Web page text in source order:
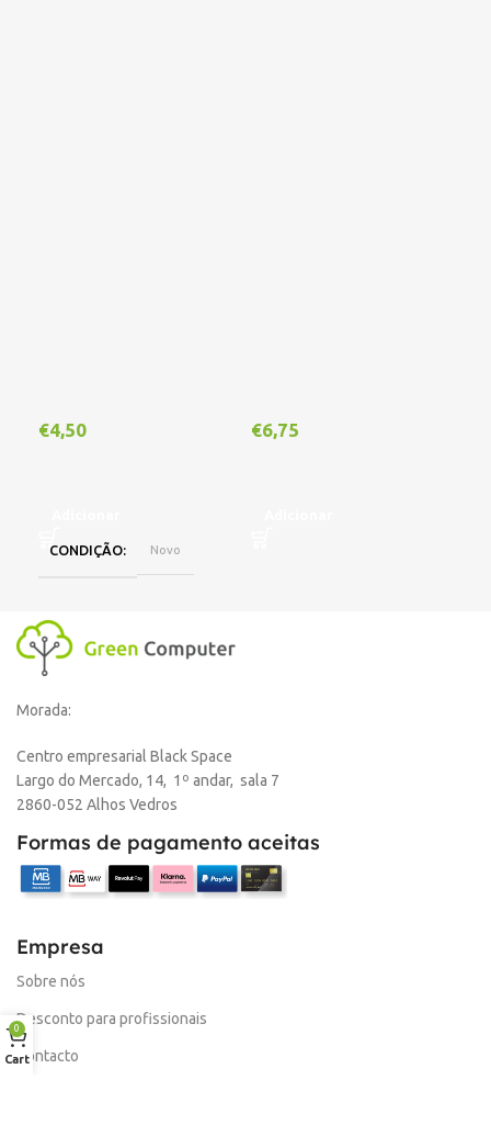
€4,50
CONDIÇÃO Novo
€6,75
Morada:
Centro empresarial Black Space
Largo do Mercado, 14, 1º andar, sala 7
2860-052 Alhos Vedros
Formas de pagamento aceitas
Empresa
Sobre nós
Desconto para profissionais
Contacto
0
Cart